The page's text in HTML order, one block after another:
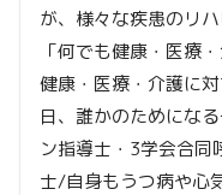
が、様々な疾患のリ
「何でも健康・医療
健康・医療・介護に
日、誰かのためにな
ン指導士・3学会合同
士/自身もうつ病や心